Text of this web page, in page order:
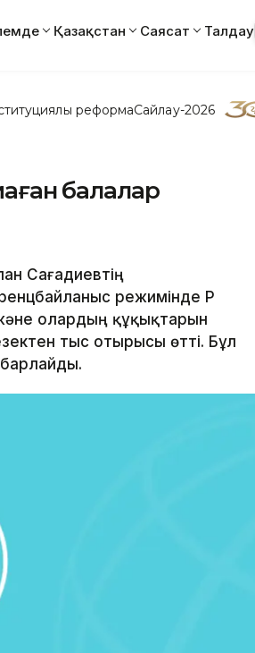
Қазақстан Саясат Талдау
реформаСайлау-2026
балалар
Сағадиевтің
режимінде ҚР
олардың құқықтарын
тыс отырысы өтті. Бұл